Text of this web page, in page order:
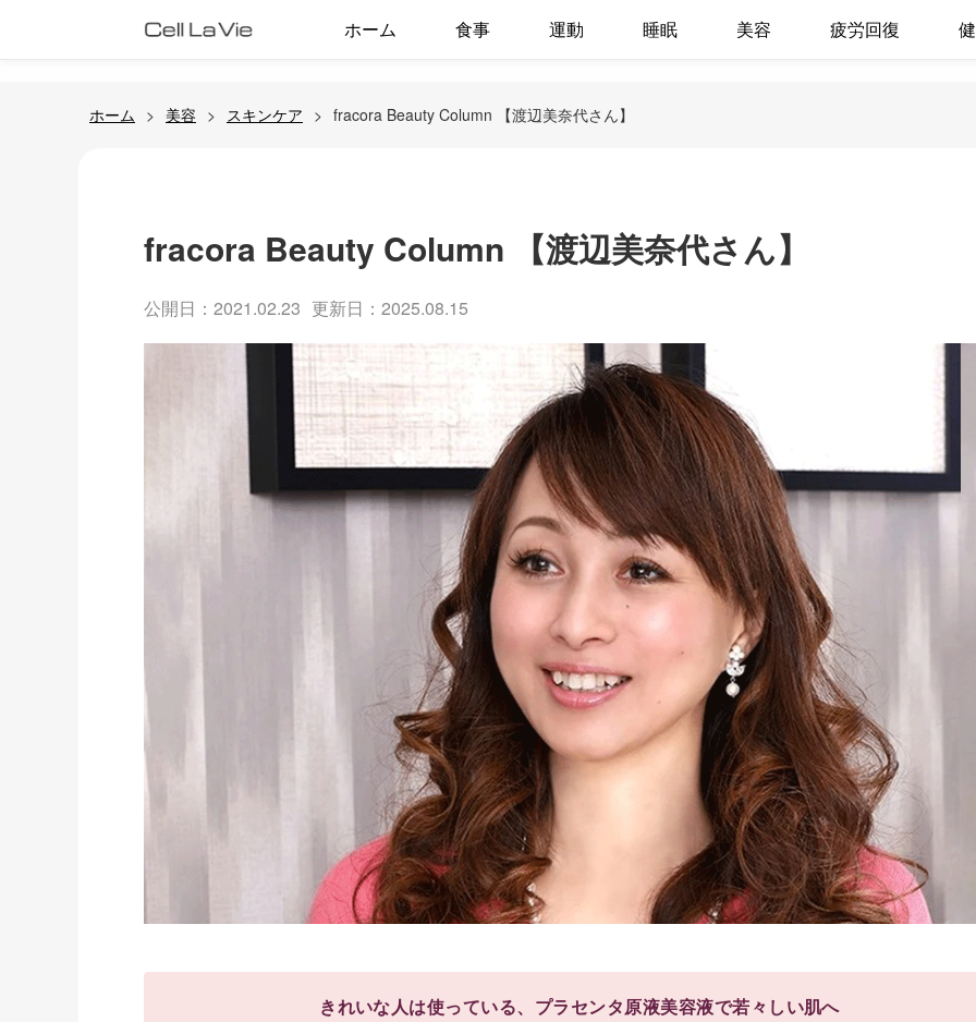
ホーム 食事 運動 睡眠 美容 疲労回復
ホーム 美容 スキンケア fracora Beauty Column 【渡辺美奈代さん】
fracora Beauty Column 【渡辺美奈代さん】
公開日：2021.02.23 更新日：2025.08.15
きれいな人は使っている、プラセンタ原液美容液で若々しい肌へ